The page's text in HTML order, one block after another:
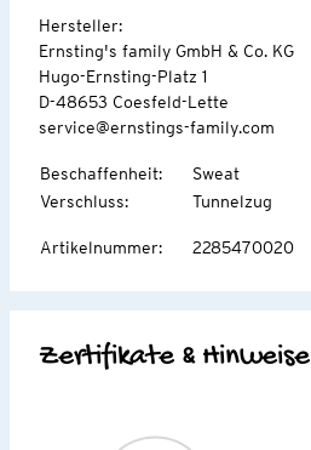
Hersteller:
Ernsting's family GmbH & Co. KG
Hugo-Ernsting-Platz 1
D-48653 Coesfeld-Lette
service@ernstings-family.com
Beschaffenheit:
Sweat
Verschluss: Tunnelzug
Artikelnummer: 2285470020
Zertifikate & Hinweise